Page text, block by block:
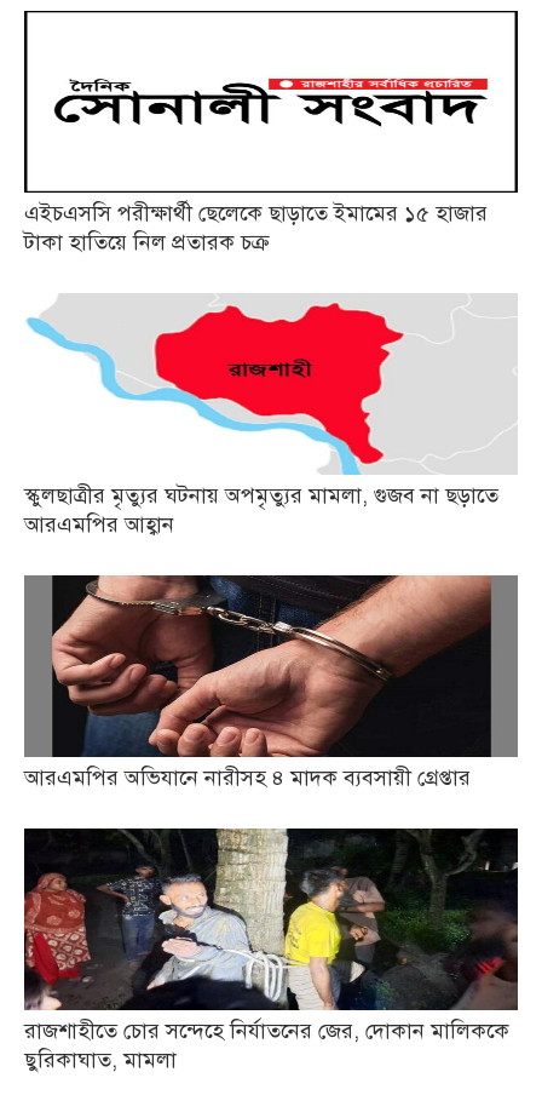
এইচএসসি পরীক্ষার্থী ছেলেকে ছাড়াতে ইমামের ১৫ হাজার
টাকা হাতিয়ে নিল প্রতারক চক্র
স্কুলছাত্রীর মৃত্যুর ঘটনায় অপমৃত্যুর মামলা, গুজব না ছড়াতে
আরএমপির আহ্বান
আরএমপির অভিযানে নারীসহ ৪ মাদক ব্যবসায়ী গ্রেপ্তার
রাজশাহীতে চোর সন্দেহে নির্যাতনের জের, দোকান মালিককে
ছুরিকাঘাত, মামলা